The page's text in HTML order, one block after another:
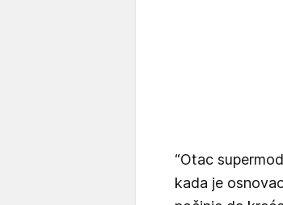
“Otac
kada je